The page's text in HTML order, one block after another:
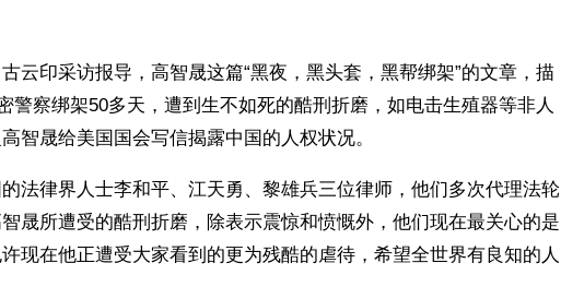
云印采访报导，高智晟这篇“黑夜，黑头套，黑帮绑架”的文章，描
警察绑架50多天，遭到生不如死的酷刑折磨，如电击生殖器等非人
智晟给美国国会写信揭露中国的人权状况。
法律界人士李和平、江天勇、黎雄兵三位律师，他们多次代理法轮
晟所遭受的酷刑折磨，除表示震惊和愤慨外，他们现在最关心的是
现在他正遭受大家看到的更为残酷的虐待，希望全世界有良知的人